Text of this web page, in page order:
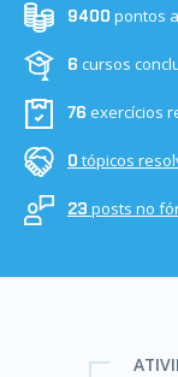
9400 pontos
6 cursos
76 exercícios
0 tópicos
23 posts no